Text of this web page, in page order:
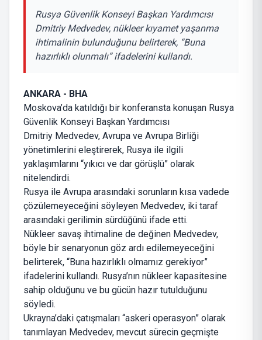
Rusya Güvenlik Konseyi Başkan Yardımcısı
Dmitriy Medvedev, nükleer kıyamet yaşanma
ihtimalinin bulunduğunu belirterek, “Buna
hazırlıklı olunmalı” ifadelerini kullandı.
ANKARA - BHA
Moskova’da katıldığı bir konferansta konuşan Rusya
Güvenlik Konseyi Başkan Yardımcısı
Dmitriy Medvedev, Avrupa ve Avrupa Birliği
yönetimlerini eleştirerek, Rusya ile ilgili
yaklaşımlarını “yıkıcı ve dar görüşlü” olarak
nitelendirdi.
Rusya ile Avrupa arasındaki sorunların kısa vadede
çözülemeyeceğini söyleyen Medvedev, iki taraf
arasındaki gerilimin sürdüğünü ifade etti.
Nükleer savaş ihtimaline de değinen Medvedev,
böyle bir senaryonun göz ardı edilemeyeceğini
belirterek, “Buna hazırlıklı olmamız gerekiyor”
ifadelerini kullandı. Rusya’nın nükleer kapasitesine
sahip olduğunu ve bu gücün hazır tutulduğunu
söyledi.
Ukrayna’daki çatışmaları “askeri operasyon” olarak
tanımlayan Medvedev, mevcut sürecin geçmişte